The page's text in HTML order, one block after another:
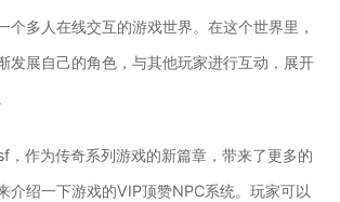
个多人在线交互的游戏世界。在这个世界里，
发展自己的角色，与其他玩家进行互动，展开
，作为传奇系列游戏的新篇章，带来了更多的
介绍一下游戏的VIP顶赞NPC系统。玩家可以